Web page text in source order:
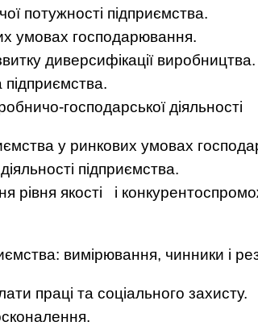
потужності підприємства.
умовах господарювання.
диверсифікації виробництва.
господарської діяльності
у ринкових умовах
підприємства.
рівня якості і
вимірювання, чинники і
праці та соціального захисту.